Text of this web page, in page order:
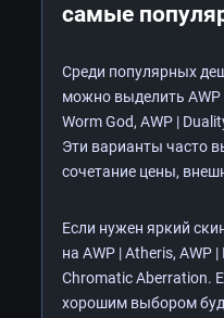
самые
Среди популярных
можно выделить AWP
Worm God, AWP |
Эти варианты часто
сочетание цены,
Если нужен яркий
на AWP | Atheris, AWP
Chromatic Aberration.
хорошим выбором